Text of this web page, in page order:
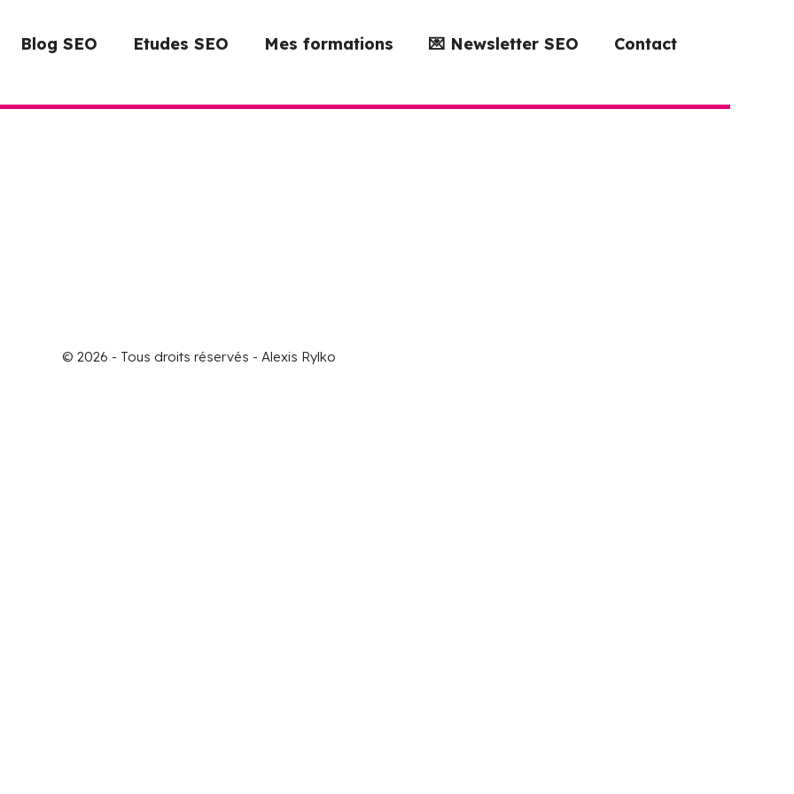
Blog SEO Etudes SEO Mes formations 💌 Newsletter SEO Contact
© 2026 - Tous droits réservés - Alexis Rylko